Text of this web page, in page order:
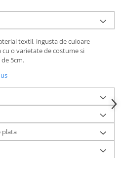
textil, ingusta de culoare
o varietate de costume si
5cm.
plata